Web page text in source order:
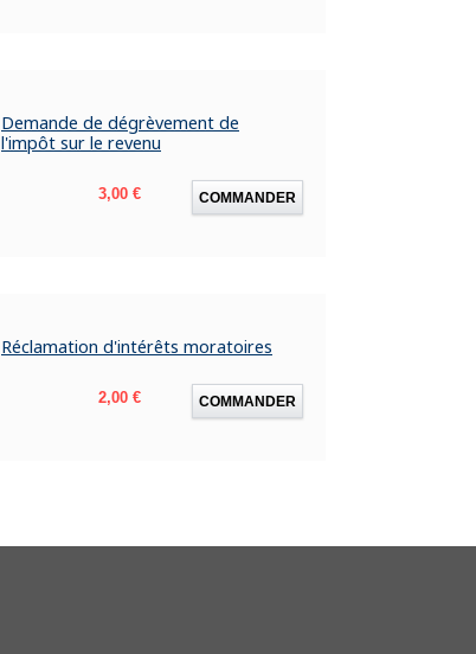
Demande de dégrèvement de
l'impôt sur le revenu
Prix
3,00 € COMMANDER
Réclamation d'intérêts moratoires
Prix
2,00 € COMMANDER